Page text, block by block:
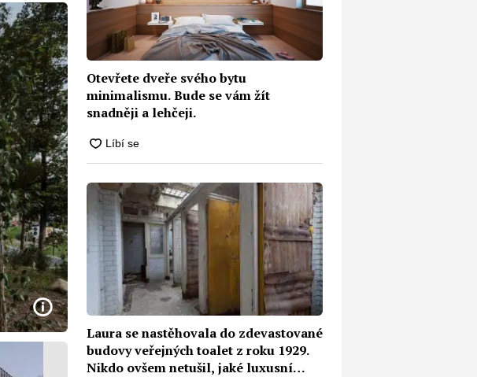
Otevřete dveře svého bytu
minimalismu. Bude se vám žít
snadněji a lehčeji.
Laura se nastěhovala do zdevastované
budovy veřejných toalet z roku 1929.
Nikdo ovšem netušil, jaké luxusní